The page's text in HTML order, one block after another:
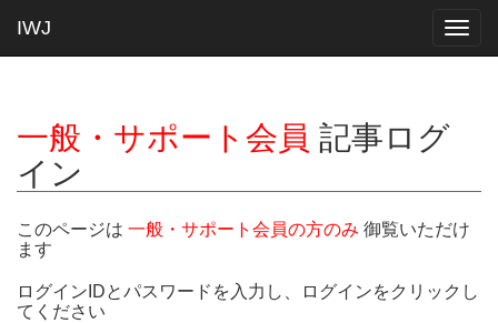
IWJ
一般・サポート会員 記事ログ
イン
このページは 一般・サポート会員の方のみ 御覧いただけ
ます
ログインIDとパスワードを入力し、ログインをクリックし
てください